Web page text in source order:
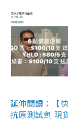
延伸閱讀：【
抗原測試劑 現